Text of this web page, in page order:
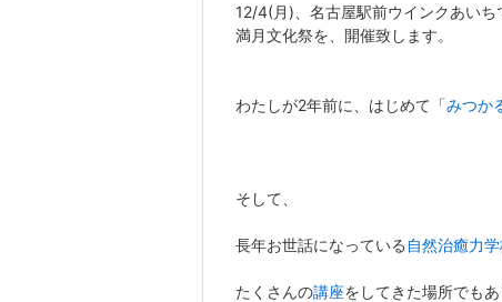
12/4(月)、名古屋駅前ウインクあいち
満月文化祭を、開催致します。
わたしが2年前に、はじめて「みつか
そして、
長年お世話になっている 自然治癒力
たくさんの講座をしてきた場所でもあ